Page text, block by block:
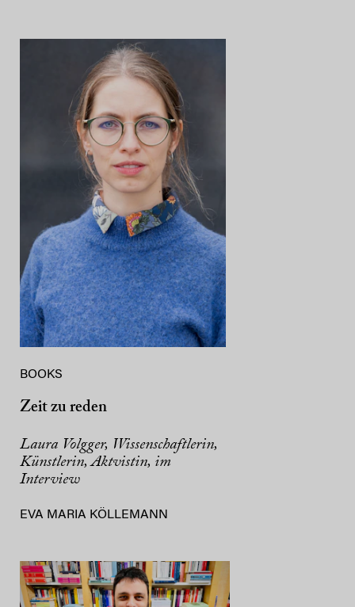
BOOKS
Zeit zu reden
Laura Volgger, Wissenschaftlerin,
Künstlerin, Aktvistin, im
Interview
EVA MARIA KÖLLEMANN